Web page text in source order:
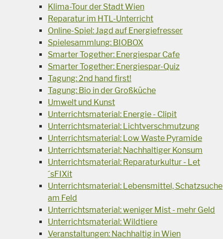
Klima-Tour der Stadt Wien
Reparatur im HTL-Unterricht
Online-Spiel: Jagd auf Energiefresser
Spielesammlung: BIOBOX
Smarter Together: Energiespar Cafe
Smarter Together: Energiespar-Quiz
Tagung: 2nd hand first!
Tagung: Bio in der Großküche
Umwelt und Kunst
Unterrichtsmaterial: Energie - Clipit
Unterrichtsmaterial: Lichtverschmutzung
Unterrichtsmaterial: Low Waste Pyramide
Unterrichtsmaterial: Nachhaltiger Konsum
Unterrichtsmaterial: Reparaturkultur - Let
´sFIXit
Unterrichtsmaterial: Lebensmittel, Schatzsuche
am Feld
Unterrichtsmaterial: weniger Mist - mehr Geld
Unterrichtsmaterial: Wildtiere
Veranstaltungen: Nachhaltig in Wien